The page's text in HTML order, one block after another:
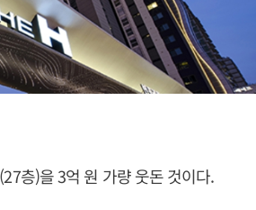
층)을 3억 원 가량 웃돈 것이다.